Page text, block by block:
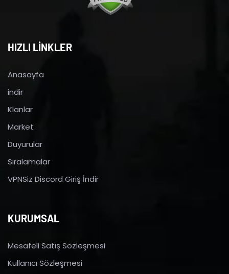
HIZLI LİNKLER
Anasayfa
indir
Klanlar
Market
Duyurular
Sıralamalar
VPNSiz Discord Giriş İndir
KURUMSAL
Mesafeli Satış Sözleşmesi
Kullanıcı Sözleşmesi